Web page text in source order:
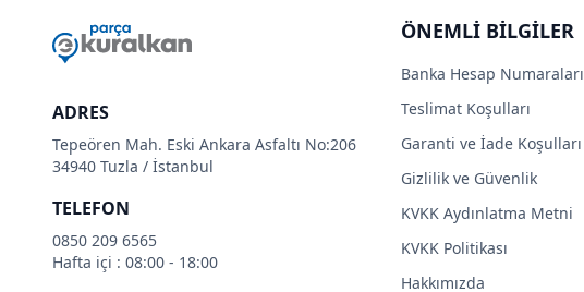
ADRES
Tepeören Mah. Eski Ankara Asfaltı No:206
34940 Tuzla / İstanbul
TELEFON
0850 209 6565
Hafta içi : 08:00 - 18:00
ÖNEMLİ BİLGİLER
Banka Hesap Numaraları
Teslimat Koşulları
Garanti ve İade Koşulları
Gizlilik ve Güvenlik
KVKK Aydınlatma Metni
KVKK Politikası
Hakkımızda